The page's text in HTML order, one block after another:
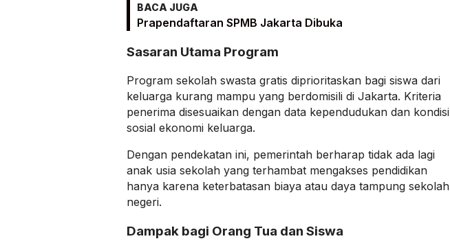
BACA JUGA
Prapendaftaran SPMB Jakarta Dibuka
Sasaran Utama Program
Program sekolah swasta gratis diprioritaskan bagi siswa dari
keluarga kurang mampu yang berdomisili di Jakarta. Kriteria
penerima disesuaikan dengan data kependudukan dan kondisi
sosial ekonomi keluarga.
Dengan pendekatan ini, pemerintah berharap tidak ada lagi
anak usia sekolah yang terhambat mengakses pendidikan
hanya karena keterbatasan biaya atau daya tampung sekolah
negeri.
Dampak bagi Orang Tua dan Siswa